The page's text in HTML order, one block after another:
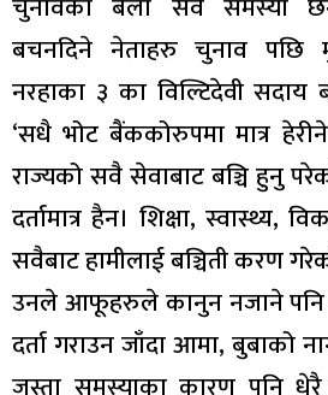
बचनदिने नेताहरु चुनाव
नरहाका ३ का विल्टिदेवी सदाय
‘सधै भोट बैंककोरुपमा मात्र
राज्यको सवै सेवाबाट बञ्चि हुनु
दर्तामात्र हैन। शिक्षा, स्वास्थ्य,
सवैबाट हामीलाई बञ्चिती करण
उनले आफूहरुले कानुन नजाने पनि
दर्ता गराउन जाँदा आमा, बुबाको